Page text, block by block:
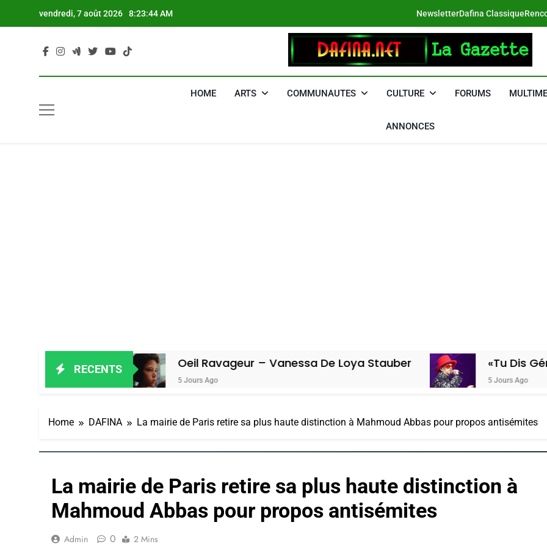
vendredi, 7 août 2026 8:23:45 AM NewsletterDafina Classique
DAFINA
HOME ARTS COMMUNAUTES CULTURE FORUMS
ANNONCES
RECENTSOeil Ravageur – Vanessa De Loya Stauber
5 Jours Ago
«Tu Dis Génocide, Je
5 Jours Ago
Home DAFINA La mairie de Paris retire sa plus haute distinction à Mahmoud Abbas pour propos antisémites
La mairie de Paris retire sa plus haute distinction à
Mahmoud Abbas pour propos antisémites
Admin 0 2 Mins